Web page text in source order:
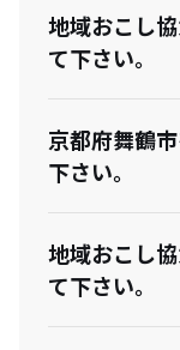
地域おこし
て下さい。
京都府舞鶴
下さい。
地域おこし
て下さい。